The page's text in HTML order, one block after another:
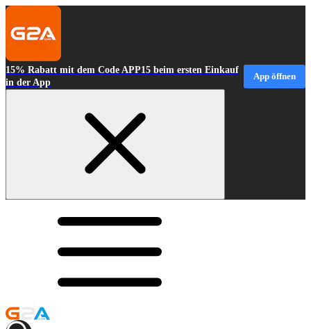
15% Rabatt mit dem Code APP15 beim ersten Einkauf
in der App
App öffnen